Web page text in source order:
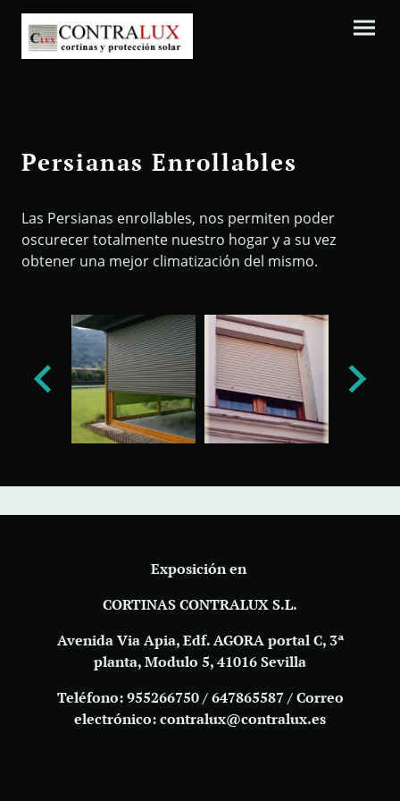
Persianas Enrollables
Las Persianas enrollables, nos permiten poder
oscurecer totalmente nuestro hogar y a su vez
obtener una mejor climatización del mismo.
Exposición en
CORTINAS CONTRALUX S.L.
Avenida Via Apia, Edf. AGORA portal C, 3ª
planta, Modulo 5, 41016 Sevilla
Teléfono: 955266750 / 647865587 / Correo
electrónico: contralux@contralux.es